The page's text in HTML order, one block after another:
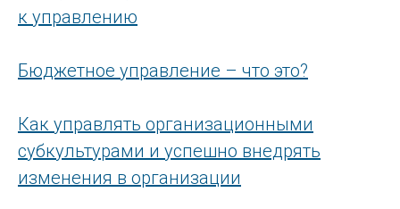
к управлению
Бюджетное управление – что это?
Как управлять организационными
субкультурами и успешно внедрять
изменения в организации